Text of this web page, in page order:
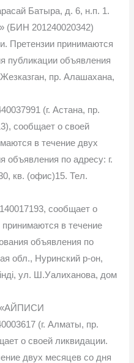
Батыра, д. 6, н.п. 1.
201240020342)
Претензии принимаются
публикации объявления
пр. Алашахана,
(г. Астана, пр.
сообщает о своей
в течение двух
объявления по адресу: г.
кв. (офис)15. Тел.
сообщает о
в течение
объявления по
обл., Нуринский р-он,
ул. Ш.Уалиханова, дом
(г. Алматы, пр.
о своей ликвидации.
двух месяцев со дня